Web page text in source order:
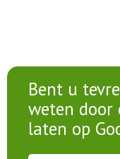
Bent u
weten door
laten op